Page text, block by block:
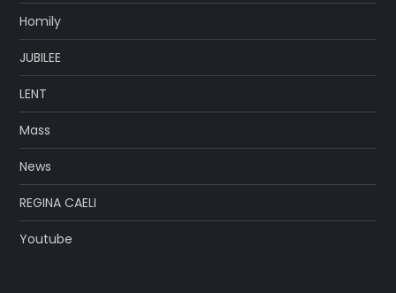
Homily
JUBILEE
LENT
Mass
News
REGINA CAELI
Youtube